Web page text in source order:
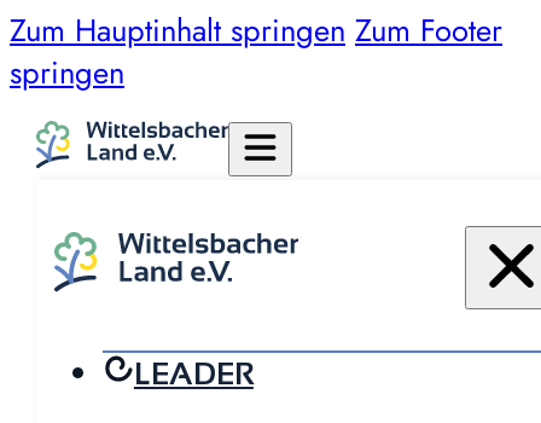
Zum Hauptinhalt springen Zum Footer
springen
LEADER